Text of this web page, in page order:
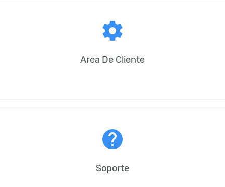
settings
Area De Cliente
help
Soporte